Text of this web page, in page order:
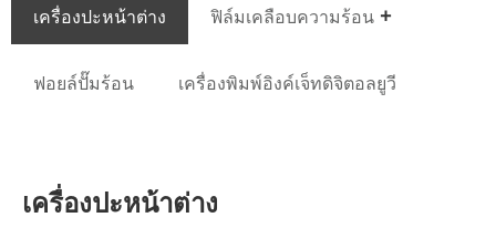
เครื่องปะหน้าต่าง ฟิล์มเคลือบความร้อน
ฟอยล์ปั๊มร้อน เครื่องพิมพ์อิงค์เจ็ทดิจิตอลยูวี
เครื่องปะหน้าต่าง